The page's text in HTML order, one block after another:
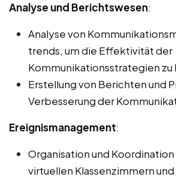
Analyse und Berichtswesen:
Analyse von
trends, um die Effektivität der
Kommunikationsstrategien
Erstellung von Berichten und
Verbesserung der
Ereignismanagement:
Organisation und
virtuellen Klassenzimmern